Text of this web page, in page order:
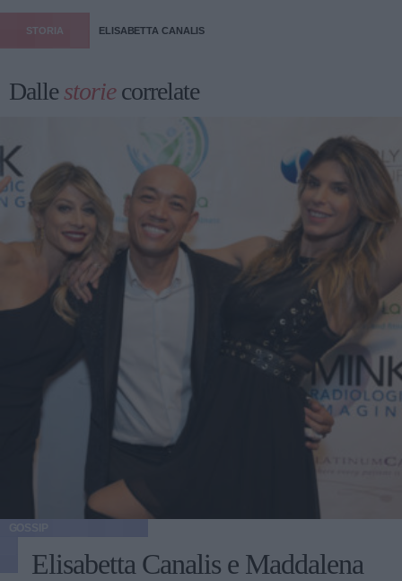
STORIA ELISABETTA CANALIS
Dallestoriecorrelate
Elisabetta Canalis e Maddalena